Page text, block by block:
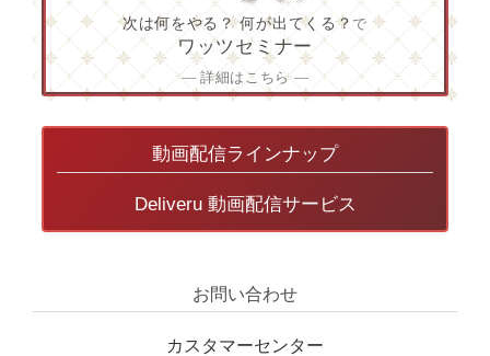
次は何をやる？ 何が出てくる？ で
ワッツセミナー
― 詳細はこちら ―
動画配信ラインナップ
Deliveru 動画配信サービス
お問い合わせ
カスタマーセンター